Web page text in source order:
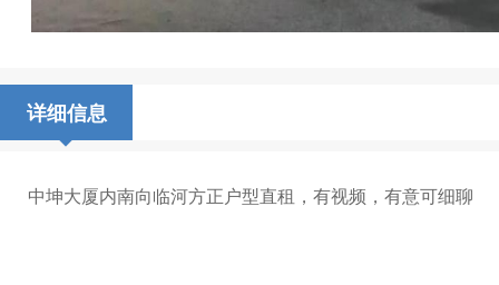
详细信息
中坤大厦内南向临河方正户型直租，有视频，有意可细聊